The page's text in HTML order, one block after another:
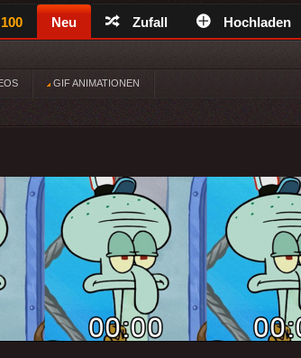
100 Neu Zufall Hochladen
GIF ANIMATIONEN